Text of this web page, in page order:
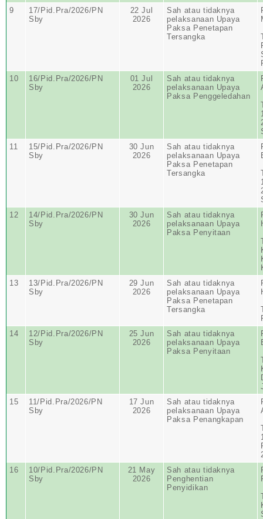
9
17/Pid.Pra/2026/PN
Sby
22 Jul
2026
Sah atau tidaknya
pelaksanaan Upaya
Paksa Penetapan
Tersangka
10
16/Pid.Pra/2026/PN
Sby
01 Jul
2026
Sah atau tidaknya
pelaksanaan Upaya
Paksa Penggeledahan
11
15/Pid.Pra/2026/PN
Sby
30 Jun
2026
Sah atau tidaknya
pelaksanaan Upaya
Paksa Penetapan
Tersangka
12
14/Pid.Pra/2026/PN
Sby
30 Jun
2026
Sah atau tidaknya
pelaksanaan Upaya
Paksa Penyitaan
13
13/Pid.Pra/2026/PN
Sby
29 Jun
2026
Sah atau tidaknya
pelaksanaan Upaya
Paksa Penetapan
Tersangka
14
12/Pid.Pra/2026/PN
Sby
25 Jun
2026
Sah atau tidaknya
pelaksanaan Upaya
Paksa Penyitaan
15
11/Pid.Pra/2026/PN
Sby
17 Jun
2026
Sah atau tidaknya
pelaksanaan Upaya
Paksa Penangkapan
16
10/Pid.Pra/2026/PN
Sby
21 May
2026
Sah atau tidaknya
Penghentian
Penyidikan